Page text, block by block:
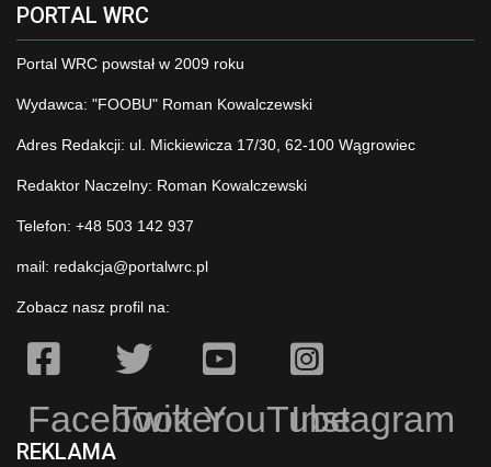
PORTAL WRC
Portal WRC powstał w 2009 roku
Wydawca: "FOOBU" Roman Kowalczewski
Adres Redakcji: ul. Mickiewicza 17/30, 62-100 Wągrowiec
Redaktor Naczelny: Roman Kowalczewski
Telefon: +48 503 142 937
mail: redakcja@portalwrc.pl
Zobacz nasz profil na:
Facebook
TwitterYouTubeInstagram
REKLAMA